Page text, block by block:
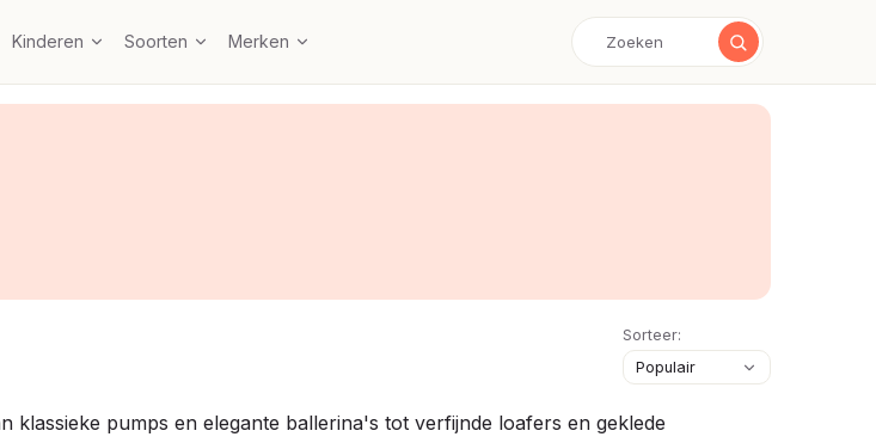
Kinderen Soorten Merken
Sorteer:
klassieke pumps en elegante ballerina's tot verfijnde loafers en geklede